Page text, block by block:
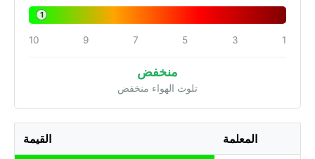
1
1
3
5
7
9
10
منخفض
تلوث الهواء منخفض
المعلمة القيمة